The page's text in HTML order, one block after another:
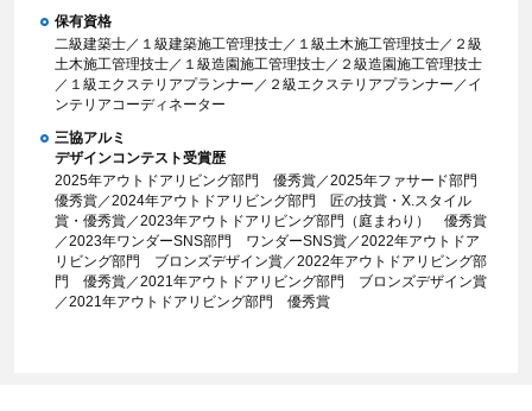
保有資格
二級建築士／１級建築施工管理技士／１級土木施工管理技士／２級
土木施工管理技士／１級造園施工管理技士／２級造園施工管理技士
／１級エクステリアプランナー／２級エクステリアプランナー／イ
ンテリアコーディネーター
三協アルミ
デザインコンテスト受賞歴
2025年アウトドアリビング部門 優秀賞／2025年ファサード部門
優秀賞／2024年アウトドアリビング部門 匠の技賞・X.スタイル
賞・優秀賞／2023年アウトドアリビング部門（庭まわり） 優秀賞
／2023年ワンダーSNS部門 ワンダーSNS賞／2022年アウトドア
リビング部門 ブロンズデザイン賞／2022年アウトドアリビング部
門 優秀賞／2021年アウトドアリビング部門 ブロンズデザイン賞
／2021年アウトドアリビング部門 優秀賞